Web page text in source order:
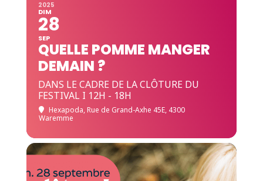
2025
DIM
28
SEP
QUELLE POMME MANGER
DEMAIN ?
DANS LE CADRE DE LA CLÔTURE DU
FESTIVAL I 12H - 18H
Hexapoda, Rue de Grand-Axhe 45E, 4300
Waremme